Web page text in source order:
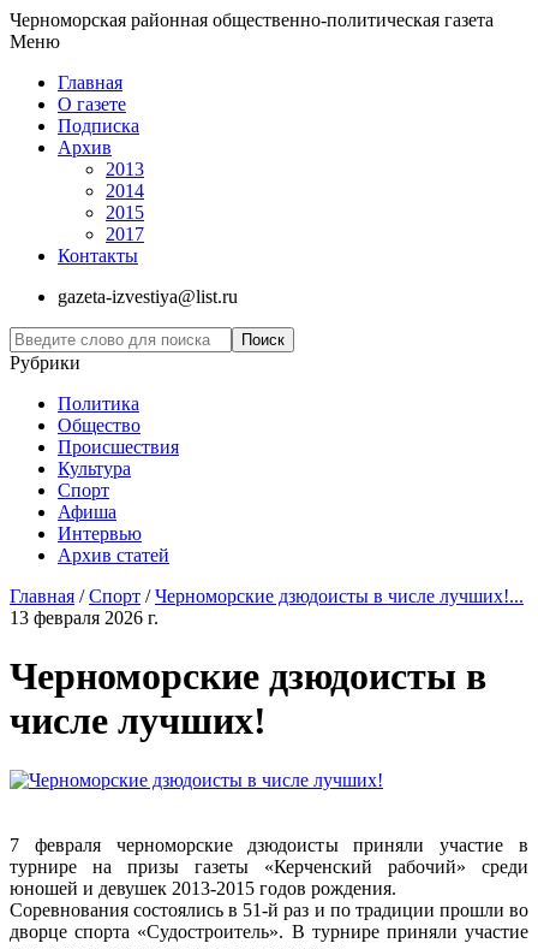
Черноморская районная общественно-политическая газета
Меню
Главная
О газете
Подписка
Архив
2013
2014
2015
2017
Контакты
gazeta-izvestiya@list.ru
Рубрики
Политика
Общество
Проиcшествия
Культура
Спорт
Афиша
Интервью
Архив статей
Главная /Спорт /Черноморские дзюдоисты в числе лучших!...
13 февраля 2026 г.
Черноморские дзюдоисты в
числе лучших!
7 февраля черноморские дзюдоисты приняли участие в
турнире на призы газеты «Керченский рабочий» среди
юношей и девушек 2013-2015 годов рождения.
Соревнования состоялись в 51-й раз и по традиции прошли во
дворце спорта «Судостроитель». В турнире приняли участие